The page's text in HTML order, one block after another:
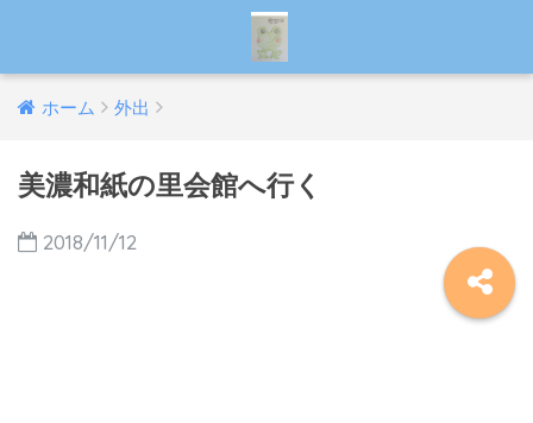
ホーム 外出
美濃和紙の里会館へ行く
2018/11/12